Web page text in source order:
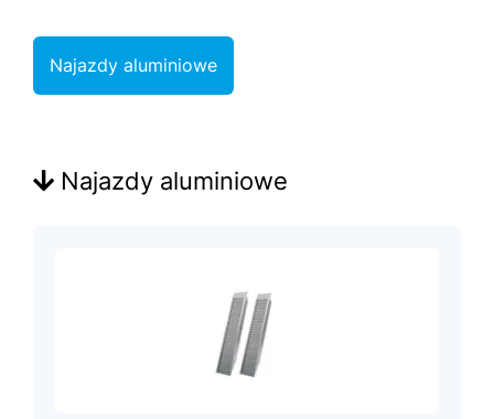
Najazdy aluminiowe
Najazdy aluminiowe